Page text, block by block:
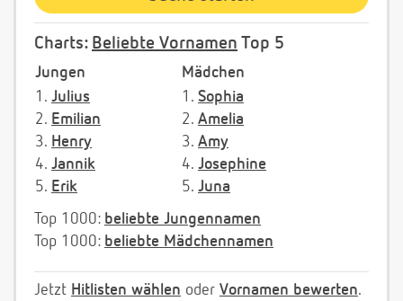
Charts: Beliebte Vornamen Top 5
Jungen
Mädchen
1. Julius
2. Emilian
3. Henry
4. Jannik
5. Erik
1. Sophia
2. Amelia
3. Amy
4. Josephine
5. Juna
Top 1000: beliebte Jungennamen
Top 1000: beliebte Mädchennamen
Jetzt Hitlisten wählen oder Vornamen bewerten.